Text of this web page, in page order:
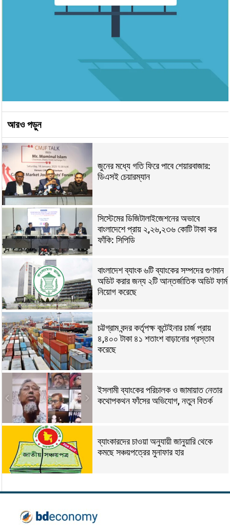
আরও পড়ুন
জুনের মধ্যে গতি ফিরে পাবে শেয়ারবাজার:
ডিএসই চেয়ারম্যান
সিস্টেমের ডিজিটালাইজেশনের অভাবে
বাংলাদেশে প্রায় ২,২৬,২৩৬ কোটি টাকা কর
ফাঁকি: সিপিডি
বাংলাদেশ ব্যাংক ৬টি ব্যাংকের সম্পদের গুণমান
অডিট করার জন্য ২টি আন্তর্জাতিক অডিট ফার্ম
নিয়োগ করেছে
চট্টগ্রাম বন্দর কর্তৃপক্ষ কন্টেইনার চার্জ প্রায়
৪,৪০০ টাকা ৪১ শতাংশ বাড়ানোর প্রস্তাব
করেছে
ইসলামী ব্যাংকের পরিচালক ও জামায়াত নেতার
কথোপকথন ফাঁসের অভিযোগ, নতুন বিতর্ক
ব্যাংকারদের চাওয়া অনুযায়ী জানুয়ারি থেকে
কমছে সঞ্চয়পত্রের মুনাফার হার